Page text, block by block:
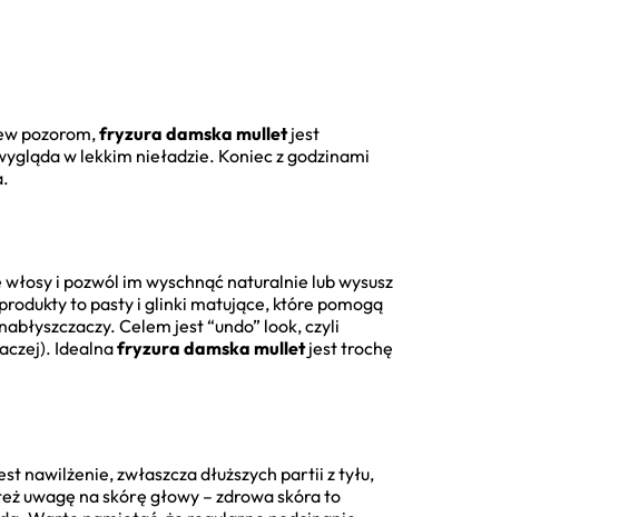
pozorom,fryzura damska mulletjest
w lekkim nieładzie. Koniec z godzinami
i pozwól im wyschnąć naturalnie lub wysusz
to pasty i glinki matujące, które pomogą
Celem jest “undo” look, czyli
Idealnafryzura damska mulletjest trochę
nawilżenie, zwłaszcza dłuższych partii z tyłu,
uwagę na skórę głowy – zdrowa skóra to